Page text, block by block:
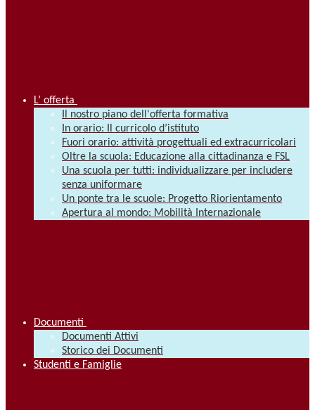
L’ offerta
Il nostro piano dell'offerta formativa
In orario: Il curricolo d’istituto
Fuori orario: attività progettuali ed extracurricolari
Oltre la scuola: Educazione alla cittadinanza e FSL
Una scuola per tutti: individualizzare per includere
senza uniformare
Un ponte tra le scuole: Progetto Riorientamento
Apertura al mondo: Mobilità Internazionale
Documenti
Documenti Attivi
Storico dei Documenti
Studenti e Famiglie